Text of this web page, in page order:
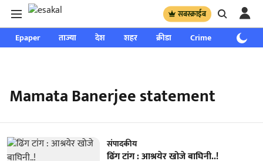
सबस्क्राईब
Epaper ताज्या देश शहर क्रीडा Crime साप्ताहिक
Mamata Banerjee statement
संपादकीय
ढिंग टांग : आश्रयेर खोजे बाघिनी..!